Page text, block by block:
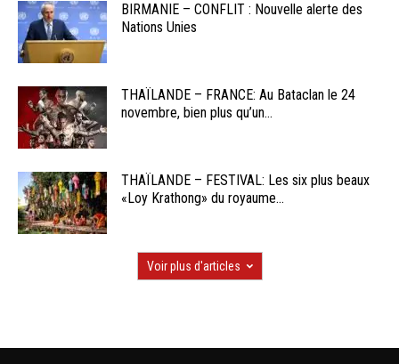
BIRMANIE – CONFLIT : Nouvelle alerte des
Nations Unies
THAÏLANDE – FRANCE: Au Bataclan le 24
novembre, bien plus qu’un...
THAÏLANDE – FESTIVAL: Les six plus beaux
«Loy Krathong» du royaume...
Voir plus d'articles